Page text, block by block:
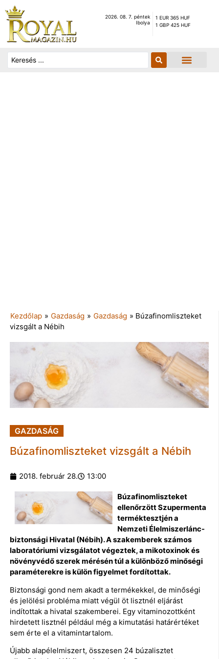
2026. 08. 7. péntek
Ibolya
1 EUR 365 HUF
1 GBP 425 HUF
Kezdőlap » Gazdaság » Gazdaság » Búzafinomliszteket
vizsgált a Nébih
GAZDASÁG
Búzafinomliszteket vizsgált a Nébih
2018. február 28. 13:00
Búzafinomliszteket
ellenőrzött Szupermenta
terméktesztjén a
Nemzeti Élelmiszerlánc-
biztonsági Hivatal (Nébih). A szakemberek számos
laboratóriumi vizsgálatot végeztek, a mikotoxinok és
növényvédő szerek mérésén túl a különböző minőségi
paraméterekre is külön figyelmet fordítottak.
Biztonsági gond nem akadt a termékekkel, de minőségi
és jelölési probléma miatt végül öt lisztnél eljárást
indítottak a hivatal szakemberei. Egy vitaminozottként
hirdetett lisztnél például még a kimutatási határértéket
sem érte el a vitamintartalom.
Újabb alapélelmiszert, összesen 24 búzalisztet